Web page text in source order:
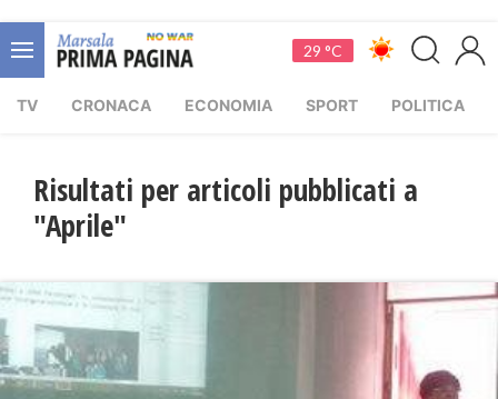
29 °C
TV CRONACA ECONOMIA SPORT POLITICA
Risultati per articoli pubblicati a
"Aprile"